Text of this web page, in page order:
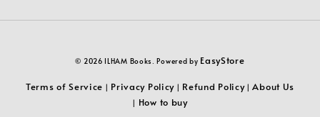
© 2026 ILHAM Books. Powered by EasyStore
Terms of Service | Privacy Policy | Refund Policy|About Us
| How to buy